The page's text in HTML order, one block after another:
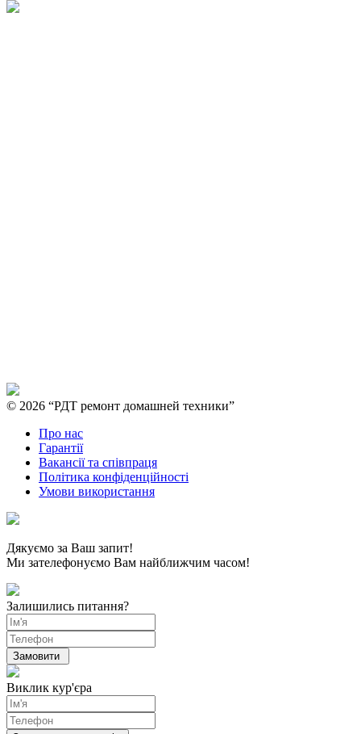
© 2026 “РДТ ремонт домашней техники”
Про нас
Гарантії
Вакансії та співпраця
Політика конфіденційності
Умови використання
Дякуємо за Ваш запит!
Ми зателефонуємо Вам найближчим часом!
Залишились питання?
Виклик кур'єра